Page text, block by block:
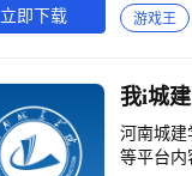
立即下载
长》拥有
中的树
别忘记
城市中的
游戏王
我i城建
河南城建
等平台内